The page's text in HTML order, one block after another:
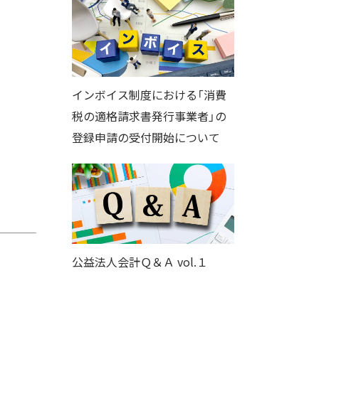
インボイス制度における「消費
税の適格請求書発行事業者」の
登録申請の受付開始について
公益法人会計Ｑ＆Ａ vol.１